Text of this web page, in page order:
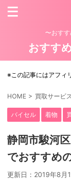
〜おす
おすす
※この記事にはアフィ
HOME > 買取サービス
バイセル 着物
静岡市駿河
でおすすめ
更新日： 2019年8月